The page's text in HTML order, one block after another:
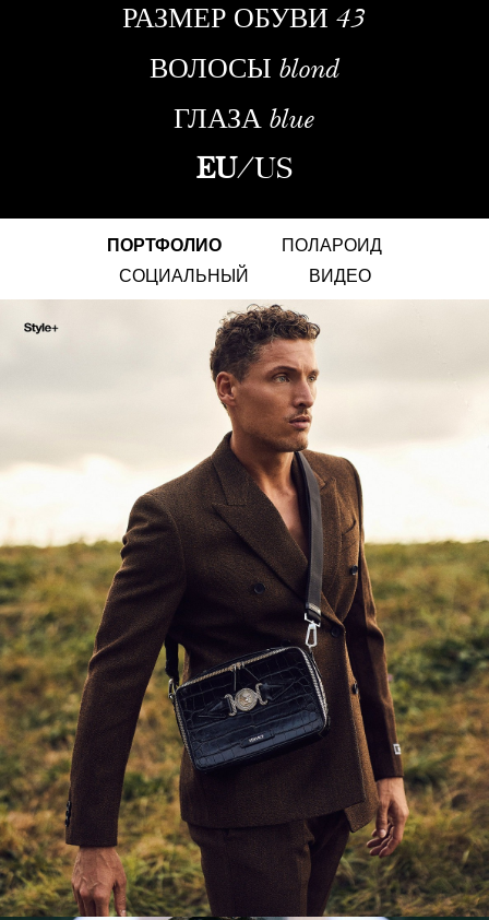
РАЗМЕР ОБУВИ 43
ВОЛОСЫ blond
ГЛАЗА blue
EU/US
ПОРТФОЛИО
ПОЛАРОИД
СОЦИАЛЬНЫЙ
ВИДЕО